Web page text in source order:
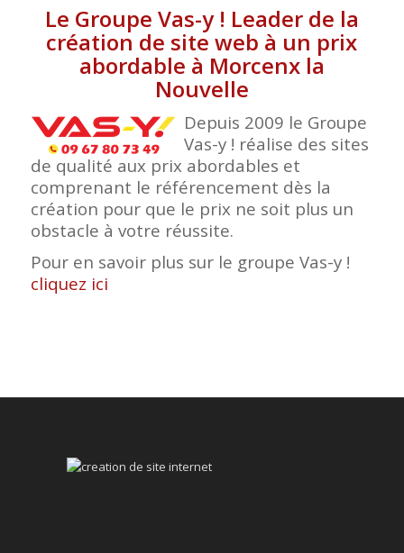
Le Groupe Vas-y ! Leader de la
création de site web à un prix
abordable à Morcenx la
Nouvelle
Depuis 2009 le Groupe
Vas-y ! réalise des sites
de qualité aux prix abordables et
comprenant le référencement dès la
création pour que le prix ne soit plus un
obstacle à votre réussite.
Pour en savoir plus sur le groupe Vas-y !
cliquez ici